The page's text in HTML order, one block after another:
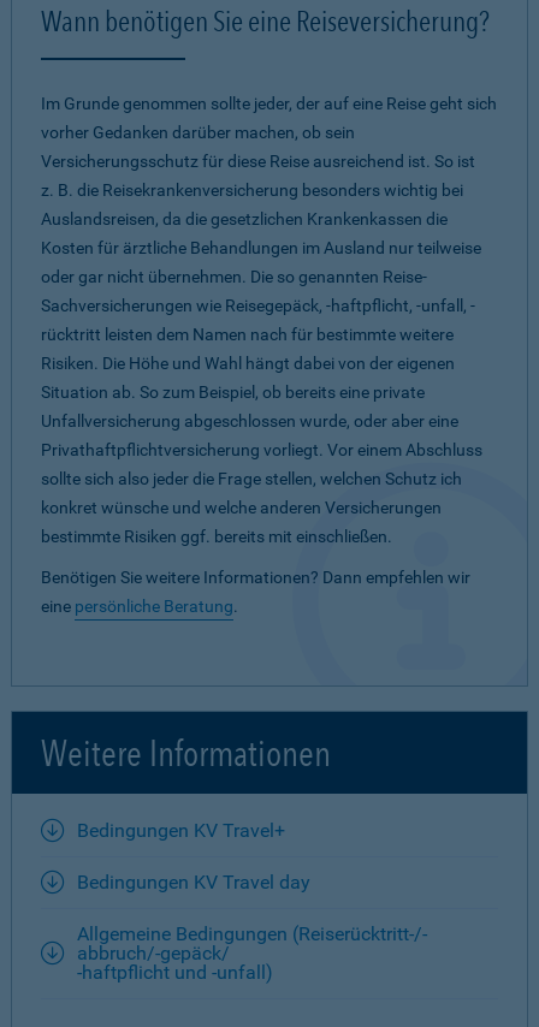
Wann benötigen Sie eine Reiseversicherung?
Im Grunde genommen sollte jeder, der auf eine Reise geht sich
vorher Gedanken darüber machen, ob sein
Versicherungsschutz für diese Reise ausreichend ist. So ist
z. B. die Reisekrankenversicherung besonders wichtig bei
Auslandsreisen, da die gesetzlichen Krankenkassen die
Kosten für ärztliche Behandlungen im Ausland nur teilweise
oder gar nicht übernehmen. Die so genannten Reise-
Sachversicherungen wie Reisegepäck, -haftpflicht, -unfall, -
rücktritt leisten dem Namen nach für bestimmte weitere
Risiken. Die Höhe und Wahl hängt dabei von der eigenen
Situation ab. So zum Beispiel, ob bereits eine private
Unfallversicherung abgeschlossen wurde, oder aber eine
Privathaftpflichtversicherung vorliegt. Vor einem Abschluss
sollte sich also jeder die Frage stellen, welchen Schutz ich
konkret wünsche und welche anderen Versicherungen
bestimmte Risiken ggf. bereits mit einschließen.
Benötigen Sie weitere Informationen? Dann empfehlen wir
eine persönliche Beratung.
Weitere Informationen
Bedingungen KV Travel+
Bedingungen KV Travel day
Allgemeine Bedingungen (Reiserücktritt-/-
abbruch/-gepäck/
-haftpflicht und -unfall)